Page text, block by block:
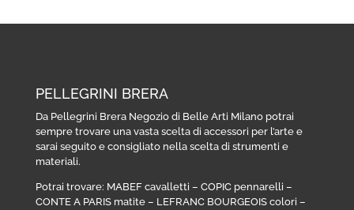
PELLEGRINI BRERA
Da Pellegrini Brera Negozio di Belle Arti Milano potrai
sempre trovare una vasta scelta di accessori per l’arte e
sarai seguito e consigliato nella scelta di strumenti e
materiali.
Potrai trovare: MABEF cavalletti – COPIC pennarelli –
CONTE A PARIS matite– LEFRANC BOURGEOIS colori –